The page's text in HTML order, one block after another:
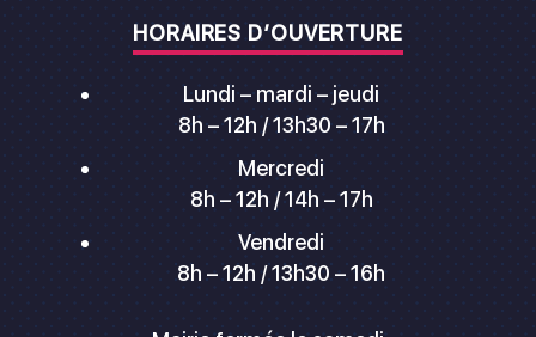
HORAIRES D’OUVERTURE
Lundi – mardi – jeudi
8h – 12h / 13h30 – 17h
Mercredi
8h – 12h / 14h – 17h
Vendredi
8h – 12h / 13h30 – 16h